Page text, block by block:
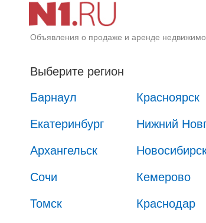
Объявления о продаже и аренде
Выберите регион
Барнаул
Красноярск
Екатеринбург Нижний
Архангельск
Сочи Кемерово
Томск Краснодар